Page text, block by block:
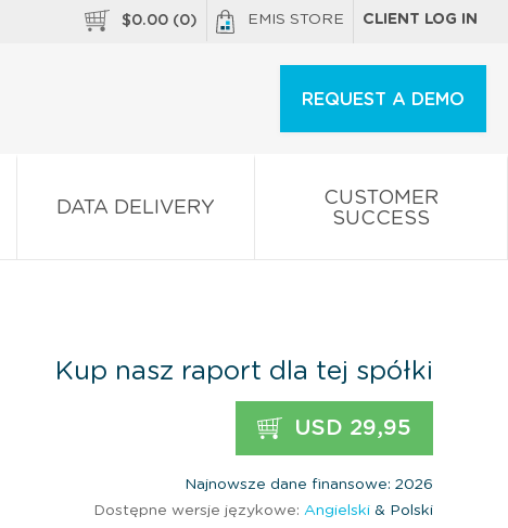
$0.00 (0) EMIS STORE CLIENT LOG IN
REQUEST A DEMO
DATA DELIVERY
CUSTOMER
SUCCESS
Kup nasz raport dla tej spółki
USD 29,95
Najnowsze dane finansowe: 2026
Dostępne wersje językowe: Angielski & Polski